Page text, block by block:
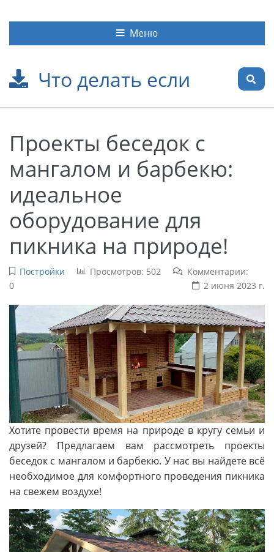
Что делать если
Меню
Проекты беседок с
мангалом и барбекю:
идеальное
оборудование для
пикника на природе!
Постройки Просмотров: 502
Комментарии:
0
2 июня 2023 г.
Хотите провести время на природе в кругу семьи и
друзей? Предлагаем вам рассмотреть проекты
беседок с мангалом и барбекю. У нас вы найдете всё
необходимое для комфортного проведения пикника
на свежем воздухе!